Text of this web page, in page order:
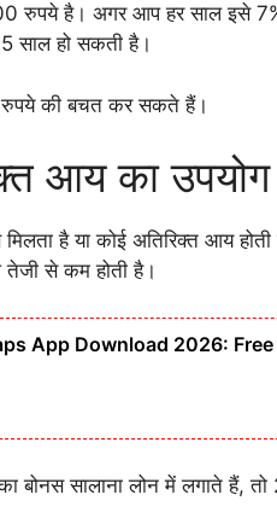
रुपये है। अगर आप हर साल इसे
साल हो सकती है।
की बचत कर सकते हैं।
आय का
है या कोई अतिरिक्त आय
से कम होती है।
App Download 2026:
बोनस सालाना लोन में लगाते हैं,